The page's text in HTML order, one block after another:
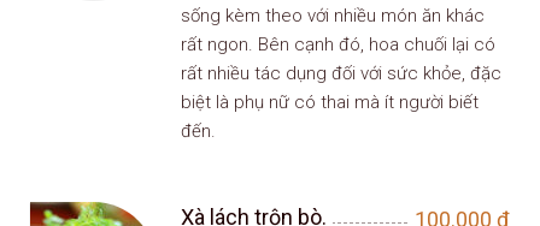
sống kèm theo với nhiều món ăn khác
rất ngon. Bên cạnh đó, hoa chuối lại có
rất nhiều tác dụng đối với sức khỏe, đặc
biệt là phụ nữ có thai mà ít người biết
đến.
100.000 đ
Xà lách trộn bò.